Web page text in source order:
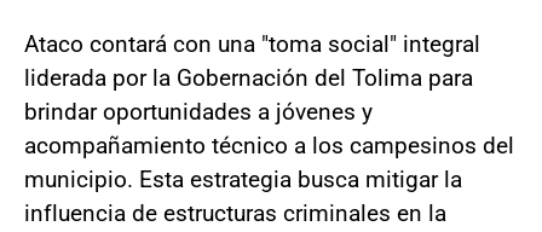
Ataco contará con una "toma social" integral
liderada por la Gobernación del Tolima para
brindar oportunidades a jóvenes y
acompañamiento técnico a los campesinos del
municipio. Esta estrategia busca mitigar la
influencia de estructuras criminales en la